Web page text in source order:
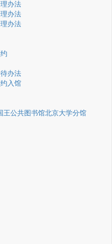
办法
办法
办法
办法
入馆
王公共图书馆北京大学分馆